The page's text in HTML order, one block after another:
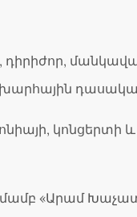
դիրիժոր,
կոնցերտի և
«Արամ